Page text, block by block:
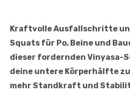
Kraftvolle Ausfallschritte
Squats für Po, Beine und
dieser fordernden Vinyasa-
deine untere Körperhälfte
mehr Standkraft und